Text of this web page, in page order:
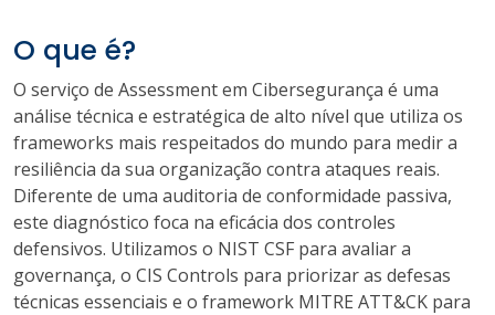
O que é?
O serviço de Assessment em Cibersegurança é uma
análise técnica e estratégica de alto nível que utiliza os
frameworks mais respeitados do mundo para medir a
resiliência da sua organização contra ataques reais.
Diferente de uma auditoria de conformidade passiva,
este diagnóstico foca na eficácia dos controles
defensivos. Utilizamos o NIST CSF para avaliar a
governança, o CIS Controls para priorizar as defesas
técnicas essenciais e o framework MITRE ATT&CK para